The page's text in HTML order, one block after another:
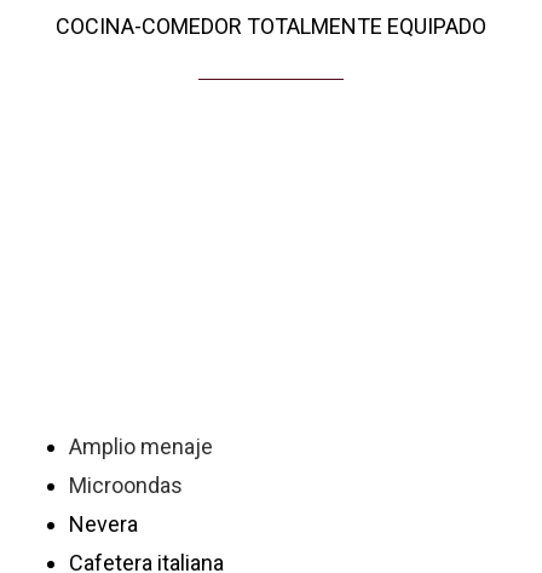
COCINA-COMEDOR TOTALMENTE EQUIPADO
Amplio menaje
Microondas
Nevera
Cafetera italiana